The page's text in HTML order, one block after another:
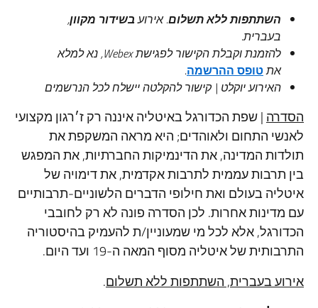
השתתפות ללא תשלום. אירועבשידור מקוון,
בעברית.
ל
הזמנת וקבלת הקישור לפגישת Webex, נא למלא
אתטופס ההרשמה.
האירוע יוקלט | קישור להקלטה יישלח לכל הנרשמים
הסדרה | שפת הכדורגל באיטליה איננה רק ז׳רגון מקצועי
לאנשי התחום ולאוהדים; היא מראה המשקפת את
תולדות המדינה, את הדינמיקות החברתיות, את המפגש
בין תרבות עממית לתרבות אקדמית, את דימויה של
איטליה בעולם ואת חילופי הדברים הלשוניים-תרבותיים
עם מדינות אחרות. לכן הסדרה פונה לא רק לחובבי
הכדורגל, אלא לכל מי שמעוניין/ת להעמיק בהיסטוריה
התרבותית של איטליה מסוף המאה ה-19 ועד היום.
אירוע בעברית, השתתפות ללא תשלום.